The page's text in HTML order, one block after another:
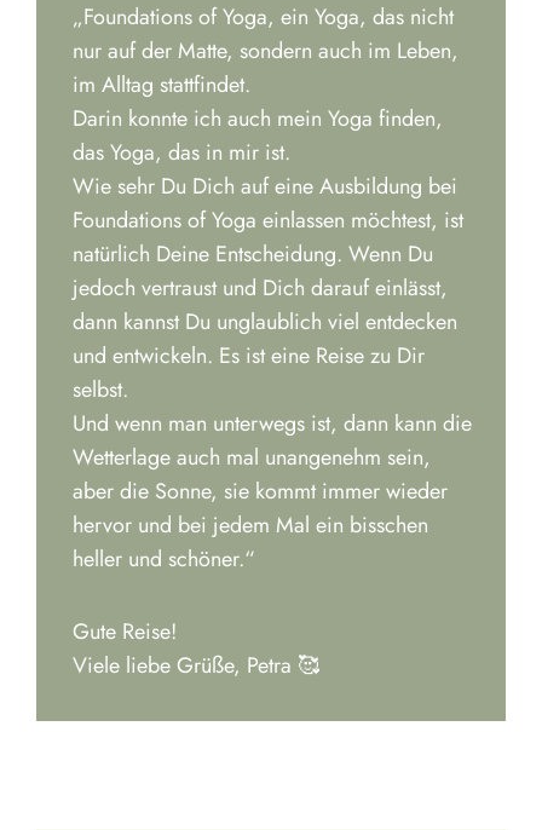
„Foundations of Yoga, ein Yoga, das nicht
nur auf der Matte, sondern auch im Leben,
im Alltag stattfindet.
Darin konnte ich auch mein Yoga finden,
das Yoga, das in mir ist.
Wie sehr Du Dich auf eine Ausbildung bei
Foundations of Yoga einlassen möchtest, ist
natürlich Deine Entscheidung. Wenn Du
jedoch vertraust und Dich darauf einlässt,
dann kannst Du unglaublich viel entdecken
und entwickeln. Es ist eine Reise zu Dir
selbst.
Und wenn man unterwegs ist, dann kann die
Wetterlage auch mal unangenehm sein,
aber die Sonne, sie kommt immer wieder
hervor und bei jedem Mal ein bisschen
heller und schöner.“
Gute Reise!
Viele liebe Grüße, Petra 🥰